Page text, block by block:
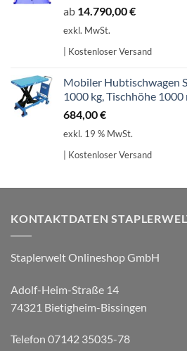
ab 14.790,00€
exkl. MwSt.
| Kostenloser Versand
Mobiler Hubtischwagen
1000 kg, Tischhöhe 1000
684,00€
exkl. 19 % MwSt.
| Kostenloser Versand
KONTAKTDATEN
Staplerwelt Onlineshop GmbH
Adolf-Heim-Straße 14
74321 Bietigheim-Bissingen
Telefon 07142 35035-78